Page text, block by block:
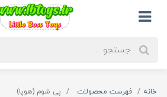
خانه فهرست محصولات پی شوم (هوپا)